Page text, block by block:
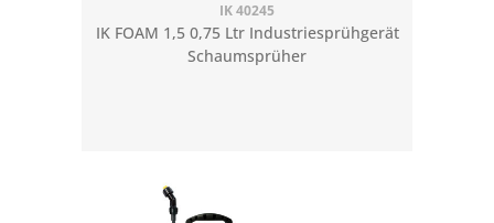
IK 40245
IK FOAM 1,5 0,75 Ltr Industriesprühgerät
Schaumsprüher